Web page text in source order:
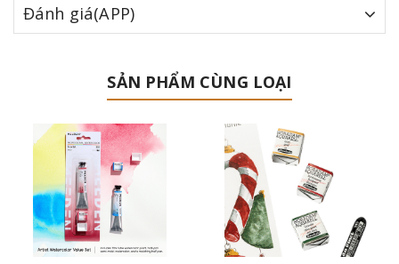
Đánh giá(APP)
SẢN PHẨM CÙNG LOẠI